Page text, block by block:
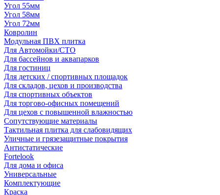
Угол 55мм
Угол 58мм
Угол 72мм
Ковролин
Модульная ПВХ плитка
Для Автомойки/СТО
Для бассейнов и аквапарков
Для гостиниц
Для детских / спортивных площадок
Для складов, цехов и производства
Для спортивных объектов
Для торгово-офисных помещений
Для цехов с повышенной влажностью
Сопутствующие материалы
Тактильная плитка для слабовидящих
Уличные и грязезащитные покрытия
Антистатические
Fortelook
Для дома и офиса
Универсальные
Комплектующие
Краска